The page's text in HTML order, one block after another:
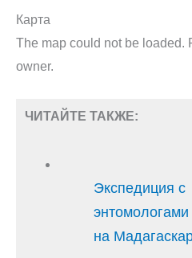
Карта
The map could not be loaded.
owner.
ЧИТАЙТЕ ТАКЖЕ:
Экспедиция с
энтомологами
на